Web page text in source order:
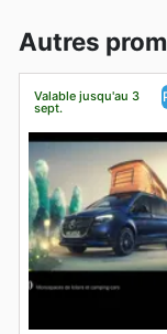
Autres
Valable jusqu'au 3
sept.